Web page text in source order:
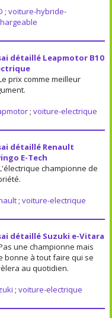
; voiture-hybride-
détaillé Leapmotor B10
prix comme meilleur
; voiture-electrique
détaillé Renault
E-Tech
championne de
; voiture-electrique
détaillé Suzuki e-Vitara
une championne mais
bonne à tout faire qui se
au quotidien.
; voiture-electrique